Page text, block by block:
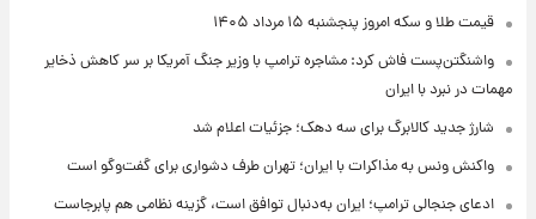
قیمت طلا و سکه امروز پنجشنبه ۱۵ مرداد ۱۴۰۵
واشنگتن‌پست فاش کرد: مشاجره ترامپ با وزیر جنگ آمریکا بر سر کاهش ذخایر
مهمات در نبرد با ایران
شارژ جدید کالابرگ برای سه دهک؛ جزئیات اعلام شد
واکنش ونس به مذاکرات با ایران؛ تهران طرف دشواری برای گفت‌وگو است
ادعای جنجالی ترامپ؛ ایران به‌دنبال توافق است، گزینه نظامی هم پابرجاست